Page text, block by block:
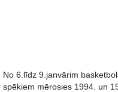
No 6.līdz 9.janvārim
spēkiem mērosies 1994. un